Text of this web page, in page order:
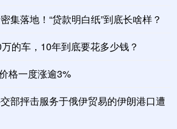
集落地！“贷款明白纸”到底长啥样？
的车，10年到底要花多少钱？
格一度涨逾3%
部抨击服务于俄伊贸易的伊朗港口遭